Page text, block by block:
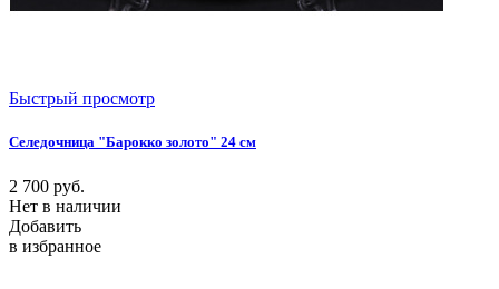
Быстрый просмотр
Селедочница "Барокко золото" 24 см
2 700 руб.
Нет в наличии
Добавить
в избранное